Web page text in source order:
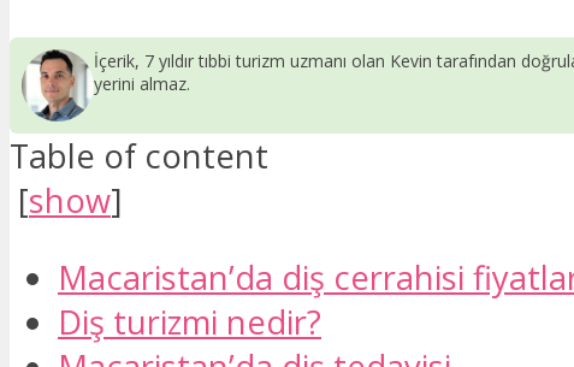
İçerik, 7 yıldır tıbbi turizm uzmanı olan Kevin tarafından
yerini almaz.
Table of content
[show]
Macaristan’da diş cerrahisi
Diş turizmi nedir?